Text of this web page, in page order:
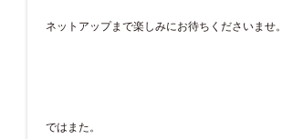
ネットアップまで楽しみにお待ちくださいませ。
ではまた。